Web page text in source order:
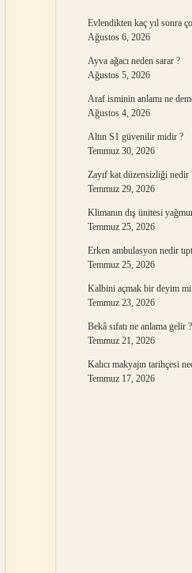
Evlendikten kaç yıl sonra
Ağustos 6, 2026
Ayva ağacı neden sarar ?
Ağustos 5, 2026
Araf isminin anlamı ne
Ağustos 4, 2026
Altın S1 güvenilir midir ?
Temmuz 30, 2026
Zayıf kat düzensizliği nedir
Temmuz 29, 2026
Klimanın dış ünitesi
Temmuz 25, 2026
Erken ambulasyon nedir
Temmuz 25, 2026
Kalbini açmak bir deyim mi
Temmuz 23, 2026
Bekâ sıfatı ne anlama gelir ?
Temmuz 21, 2026
Kalıcı makyajın tarihçesi
Temmuz 17, 2026